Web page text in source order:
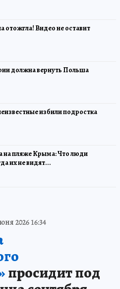
отожгла! Видео не оставит
должна вернуть Польша
избили подростка
на пляже Крыма: Что люди
их не видят...
2026 16:34
просидит под